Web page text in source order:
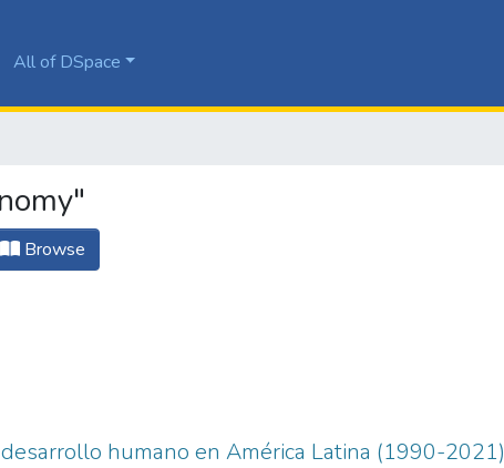
All of DSpace
Browse
humano en América Latina (1990-2021)